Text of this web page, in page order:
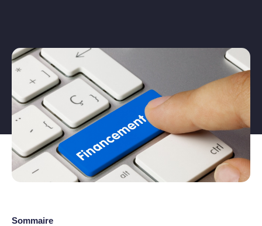
Sommaire